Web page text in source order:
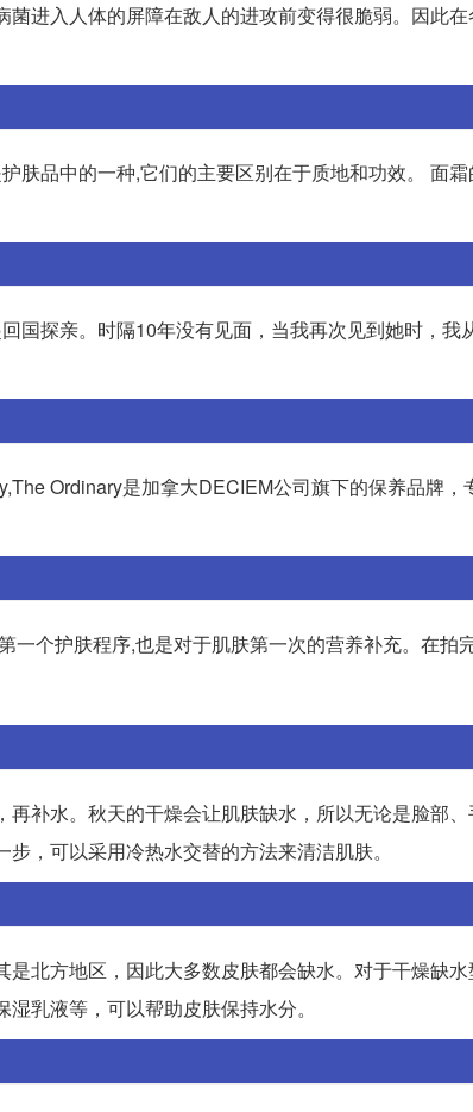
进入人体的屏障在敌人的进攻前变得很脆弱。因此在
肤品中的一种,它们的主要区别在于质地和功效。 面霜
国探亲。时隔10年没有见面，当我再次见到她时，我
Ordinary是加拿大DECIEM公司旗下的保养品牌，
一个护肤程序,也是对于肌肤第一次的营养补充。在拍
补水。秋天的干燥会让肌肤缺水，所以无论是脸部、
，可以采用冷热水交替的方法来清洁肌肤。
北方地区，因此大多数皮肤都会缺水。对于干燥缺水
乳液等，可以帮助皮肤保持水分。